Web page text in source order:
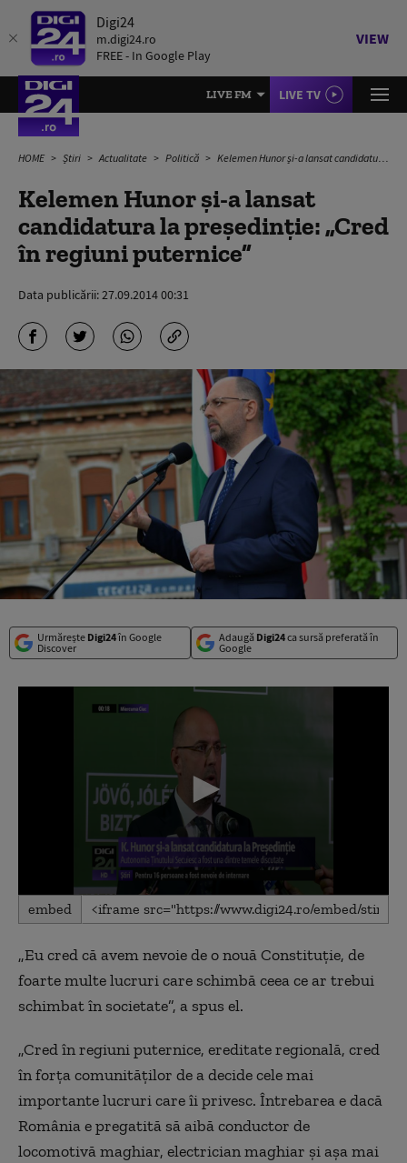
Digi24
m.digi24.ro
FREE - In Google Play
VIEW
LIVE FM LIVE TV
HOME Știri Actualitate Politică Kelemen Hunor și-a lansat candidatura la președinție: „Cred în regiuni puternice”
Kelemen Hunor și-a lansat
candidatura la președinție: „Cred
în regiuni puternice”
Data publicării:27.09.2014 00:31
Urmărește Digi24în Google
Discover
Adaugă Digi24ca sursă preferată în
Google
0
seconds
seconds
embed
„Eu cred că avem nevoie de o nouă Constituție, de
foarte multe lucruri care schimbă ceea ce ar trebui
schimbat în societate”, a spus el.
„Cred în regiuni puternice, ereditate regională, cred
în forța comunităților de a decide cele mai
importante lucruri care îi privesc. Întrebarea e dacă
România e pregatită să aibă conductor de
locomotivă maghiar, electrician maghiar și așa mai